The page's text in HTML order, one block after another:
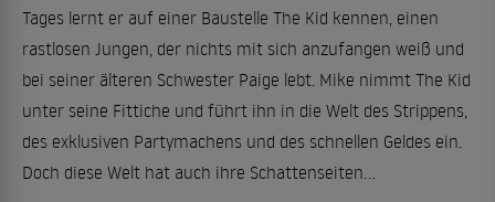
Tages lernt er auf einer Baustelle The Kid kennen, einen
rastlosen Jungen, der nichts mit sich anzufangen weiß und
bei seiner älteren Schwester Paige lebt. Mike nimmt The Kid
unter seine Fittiche und führt ihn in die Welt des Strippens,
des exklusiven Partymachens und des schnellen Geldes ein.
Doch diese Welt hat auch ihre Schattenseiten...